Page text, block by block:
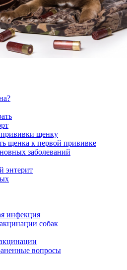
прививки щенку
щенка к первой прививке
заболеваний
энтерит
инфекция
собак
вопросы